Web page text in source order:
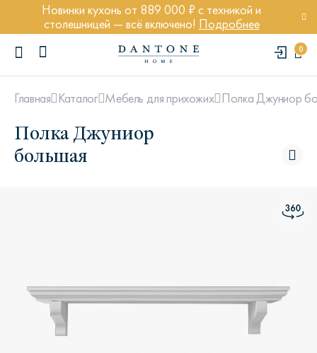
Новинки кухонь от 889 000 ₽ с техникой и
столешницей — всё включено! Подробнее
0
Textures
Главная Каталог Мебель для прихожих Полка Джуниор
Полка Джуниор
большая